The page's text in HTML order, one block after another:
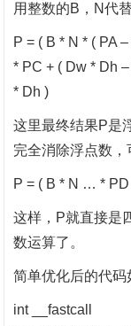
用整数的B，N代
P = ( B * N * ( PA
* PC + ( Dw * Dh
* Dh )
这里最终结果P是
完全消除浮点数，
P = ( B * N … *
这样， P就直接是
数运算了。
简单优化后的代码
int __fastcall